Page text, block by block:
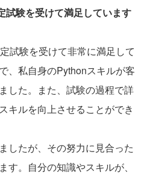
験を受けて満足しています
試験を受けて非常に満足して
、私自身のPythonスキルが客
した。また、試験の過程で詳
キルを向上させることができ
したが、その努力に見合った
す。自分の知識やスキルが、